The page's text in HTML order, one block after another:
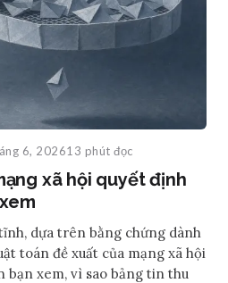
6, 202613 phút đọc
xã hội quyết định
dựa trên bằng chứng dành
toán đề xuất của mạng xã hội
bạn xem, vì sao bảng tin thu